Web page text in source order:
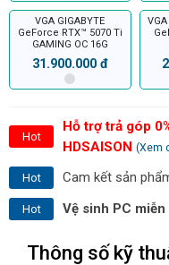
VGA GIGABYTE
GeForce RTX™ 5070 Ti
GAMING OC 16G
31.900.000 đ
VGA
Hot
Hỗ trợ trả góp
HDSAISON (Xem
Hot Cam kết sản
Hot Vệ sinh PC
Thông số kỹ